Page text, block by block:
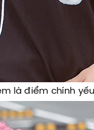
là điểm chính